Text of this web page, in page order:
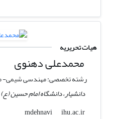
هیات تحریریه
محمدعلی دهنوی
رشته تخصصی: مهندسی شیمی-
دانشیار، دانشگاه امام حسین (ع)
mdehnavi
ihu.ac.ir